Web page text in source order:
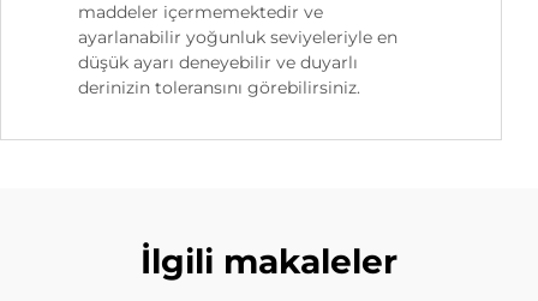
maddeler içermemektedir ve
ayarlanabilir yoğunluk seviyeleriyle en
düşük ayarı deneyebilir ve duyarlı
derinizin toleransını görebilirsiniz.
İlgili makaleler